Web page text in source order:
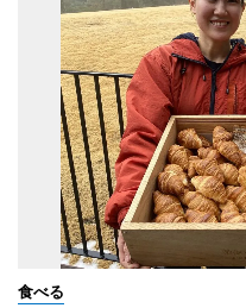
食べる